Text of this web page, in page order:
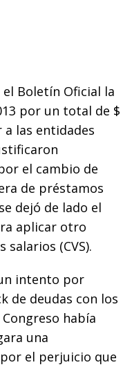
Boletín Oficial la
por un total de $
las entidades
el cambio de
de préstamos
dejó de lado el
aplicar otro
(CVS).
intento por
de deudas con los
había
una
el perjuicio que